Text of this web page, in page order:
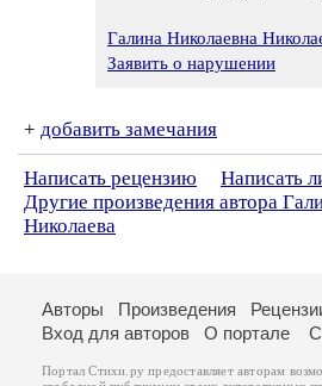
Галина Николаевна
Заявить о нарушении
+ добавить замечания
Написать рецензию
Написать
Другие произведения автора
Николаева
Авторы Произведения
Вход для авторов
О портале
Портал Стихи.ру предоставляет авторам